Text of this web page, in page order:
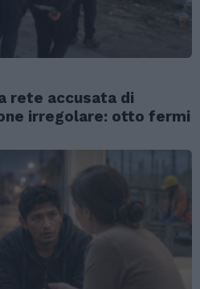
rete accusata di
irregolare: otto fermi